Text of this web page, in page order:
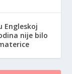
Engleskoj
nije bilo